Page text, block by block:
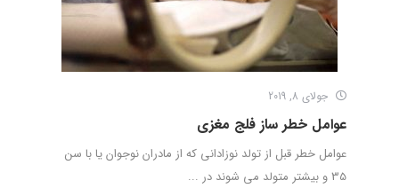
جولای 8, 2019
عوامل خطر ساز فلج مغزی
عوامل خطر قبل از تولد نوزادانی که از مادران نوجوان یا با سن
35 و بیشتر متولد می شوند در ...